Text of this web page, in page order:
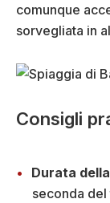
comunque
sorvegliata in
Consigli
Durata
seconda